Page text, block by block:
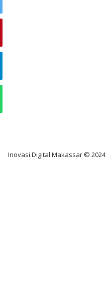
Inovasi Digital Makassar ©